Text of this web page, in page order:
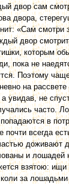
двор сам
двора,
«Сам смотри
двор
которым
пока не
Поэтому
на
увидав, не
часто.
в
всегда
до­живают
и
взятою:
за